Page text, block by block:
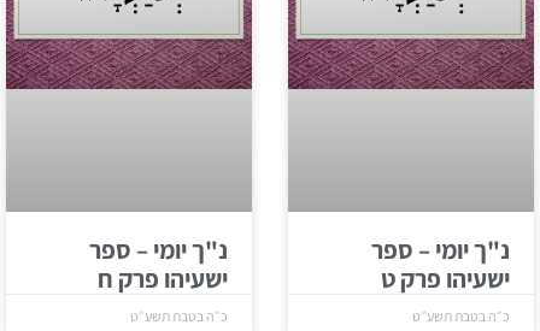
נ"ך יומי – ספר
ישעיהו פרק ט
כ״ה בטבת תשע״ט
נ"ך יומי – ספר
ישעיהו פרק ח
כ״ה בטבת תשע״ט